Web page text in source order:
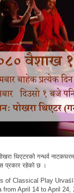
थिएटरकाे गन्धर्व
प्रकार रहेको छ ।
of Classical Play
from April 14 to April 24,